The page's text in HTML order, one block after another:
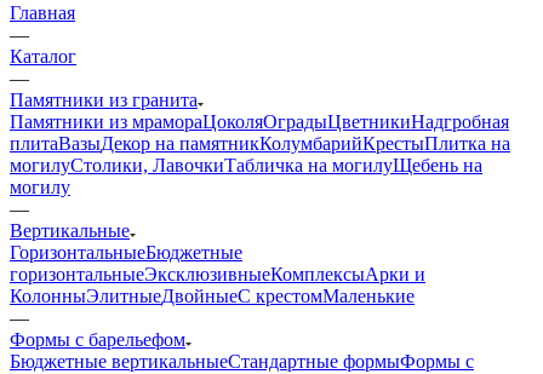
Главная
—
Каталог
—
Памятники из гранита
Памятники из мрамораЦоколяОградыЦветникиНадгробная
плитаВазыДекор на памятникКолумбарийКрестыПлитка на
могилуСтолики, ЛавочкиТабличка на могилуЩебень на
могилу
—
Вертикальные
ГоризонтальныеБюджетные
горизонтальныеЭксклюзивныеКомплексыАрки и
КолонныЭлитныеДвойныеС крестомМаленькие
—
Формы с барельефом
Бюджетные вертикальныеСтандартные формыФормы с